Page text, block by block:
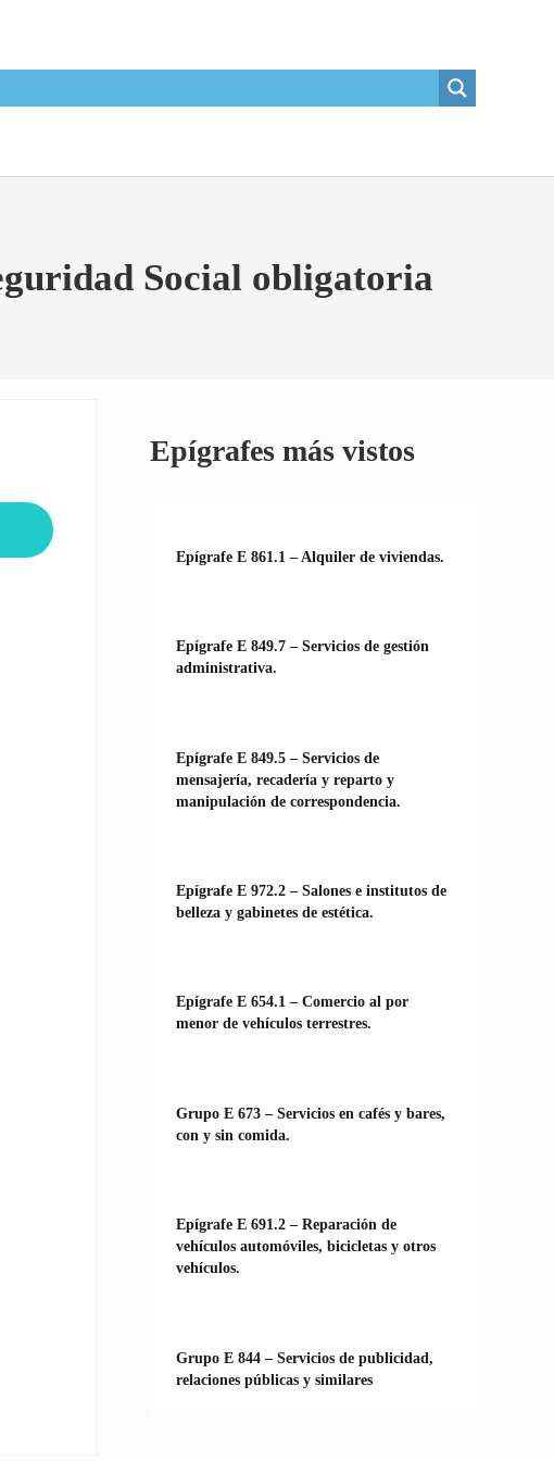
Social obligatoria
Epígrafes más vistos
Epígrafe E 861.1 – Alquiler de viviendas.
Epígrafe E 849.7 – Servicios de gestión
administrativa.
Epígrafe E 849.5 – Servicios de
mensajería, recadería y reparto y
manipulación de correspondencia.
Epígrafe E 972.2 – Salones e institutos de
belleza y gabinetes de estética.
Epígrafe E 654.1 – Comercio al por
menor de vehículos terrestres.
Grupo E 673 – Servicios en cafés y bares,
con y sin comida.
Epígrafe E 691.2 – Reparación de
vehículos automóviles, bicicletas y otros
vehículos.
Grupo E 844 – Servicios de publicidad,
relaciones públicas y similares